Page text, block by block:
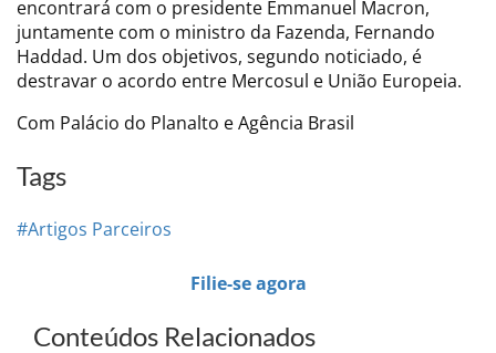
encontrará com o presidente Emmanuel Macron,
juntamente com o ministro da Fazenda, Fernando
Haddad. Um dos objetivos, segundo noticiado, é
destravar o acordo entre Mercosul e União Europeia.
Com Palácio do Planalto e Agência Brasil
Tags
#Artigos Parceiros
Filie-se agora
Conteúdos Relacionados